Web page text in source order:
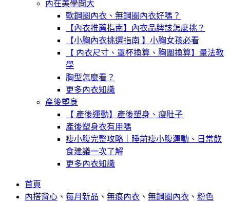
內在美學問大
軟鋼圈內衣、無鋼圈內衣好嗎？
【內衣推薦指南】內衣品牌該怎麼挑？
【小胸內衣挑選指南 】小胸女孩必看
【 內衣尺寸、罩杯換算、胸圍換算】量法教
學
胸型怎麼看？
更多內衣知識
產後塑身
【 產後運動】產後塑身、瘦肚子
產後塑身衣有用嗎
瘦小腹完整攻略｜睡前瘦小腹運動、日常飲
食建議一次了解
更多內衣知識
首頁
內搭背心 、 每月新品 、 無痕內衣 、 無鋼圈內衣 、 粉色